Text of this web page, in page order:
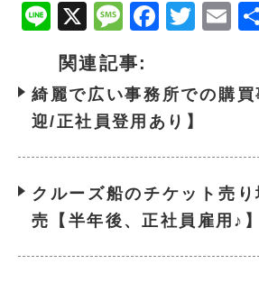
Line
X Message
関連記事:
綺麗で広い事務所での購
迎/正社員登用あり】
クルーズ船のチケット売
売【半年後、正社員雇用♪】